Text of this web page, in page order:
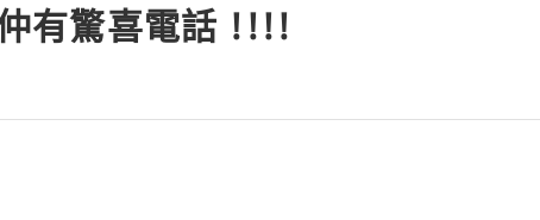
有驚喜電話 !!!!